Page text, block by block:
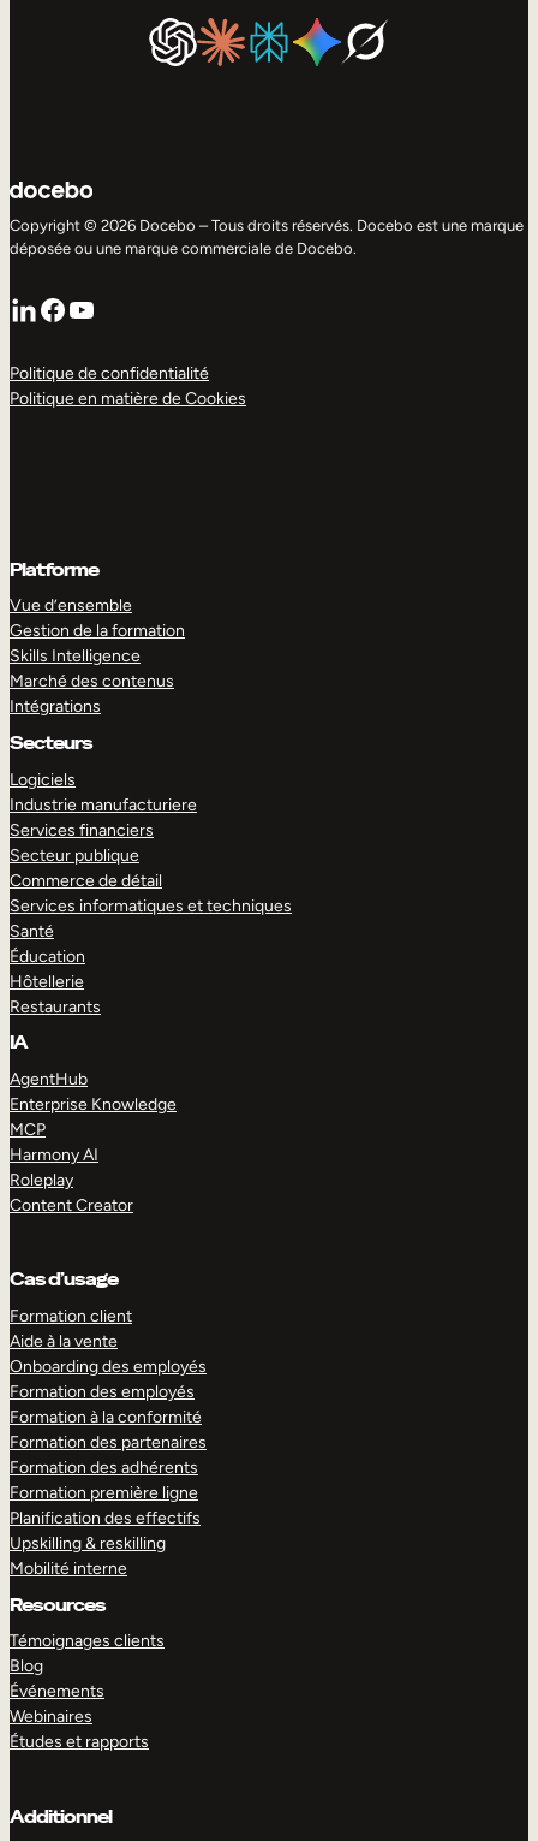
Copyright © 2026 Docebo – Tous droits réservés. Docebo est une marque
déposée ou une marque commerciale de Docebo.
LinkedIn
Facebook
YouTube
Politique de confidentialité
Politique en matière de Cookies
Platforme
Vue d’ensemble
Gestion de la formation
Skills Intelligence
Marché des contenus
Intégrations
Secteurs
Logiciels
Industrie manufacturiere
Services financiers
Secteur publique
Commerce de détail
Services informatiques et techniques
Santé
Éducation
Hôtellerie
Restaurants
IA
AgentHub
Enterprise Knowledge
MCP
Harmony AI
Roleplay
Content Creator
Cas d’usage
Formation client
Aide à la vente
Onboarding des employés
Formation des employés
Formation à la conformité
Formation des partenaires
Formation des adhérents
Formation première ligne
Planification des effectifs
Upskilling & reskilling
Mobilité interne
Resources
Témoignages clients
Blog
Événements
Webinaires
Études et rapports
Additionnel